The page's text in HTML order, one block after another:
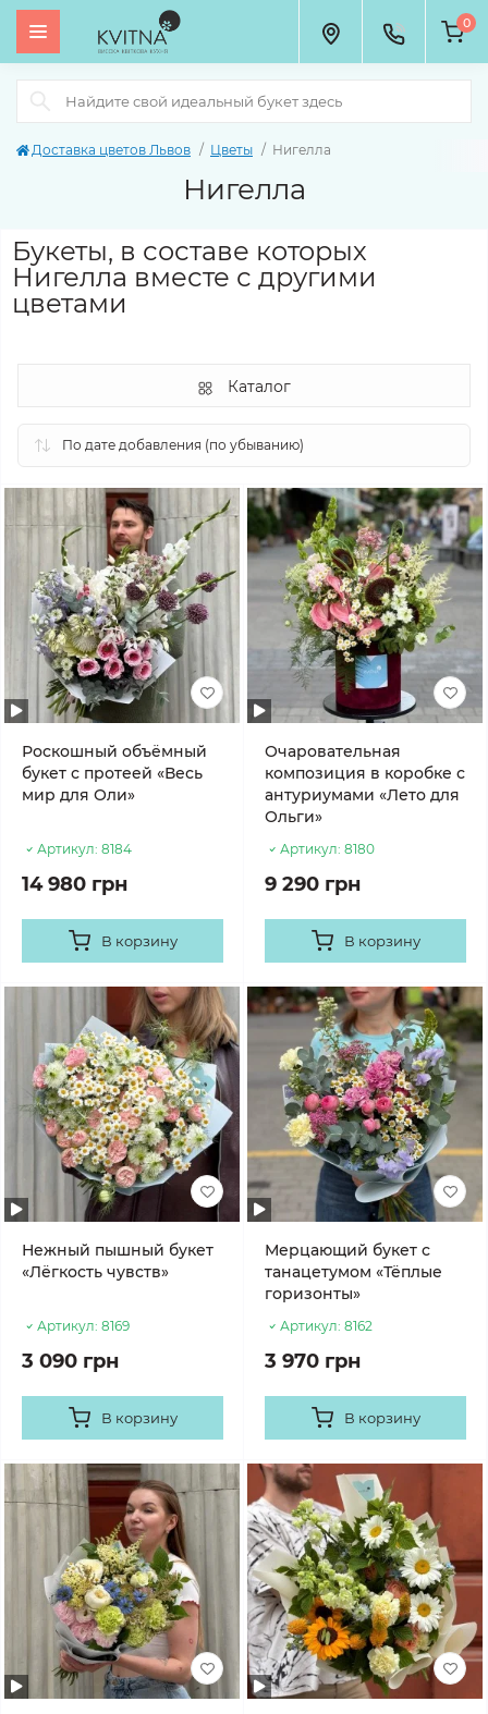
0
Доставка цветов Львов Цветы Нигелла
Нигелла
Букеты, в составе которых
Нигелла вместе с другими
цветами
Каталог
Роскошный объёмный
букет с протеей «Весь
мир для Оли»
Артикул: 8184
14 980 грн
В корзину
Очаровательная
композиция в коробке с
антуриумами «Лето для
Ольги»
Артикул: 8180
9 290 грн
В корзину
Нежный пышный букет
«Лёгкость чувств»
Артикул: 8169
3 090 грн
В корзину
Мерцающий букет с
танацетумом «Тёплые
горизонты»
Артикул: 8162
3 970 грн
В корзину